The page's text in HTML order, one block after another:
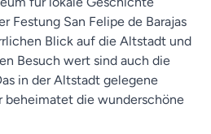
Festung San Felipe de Barajas
Blick auf die Altstadt und
Besuch wert sind auch die
in der Altstadt gelegene
beheimatet die wunderschöne